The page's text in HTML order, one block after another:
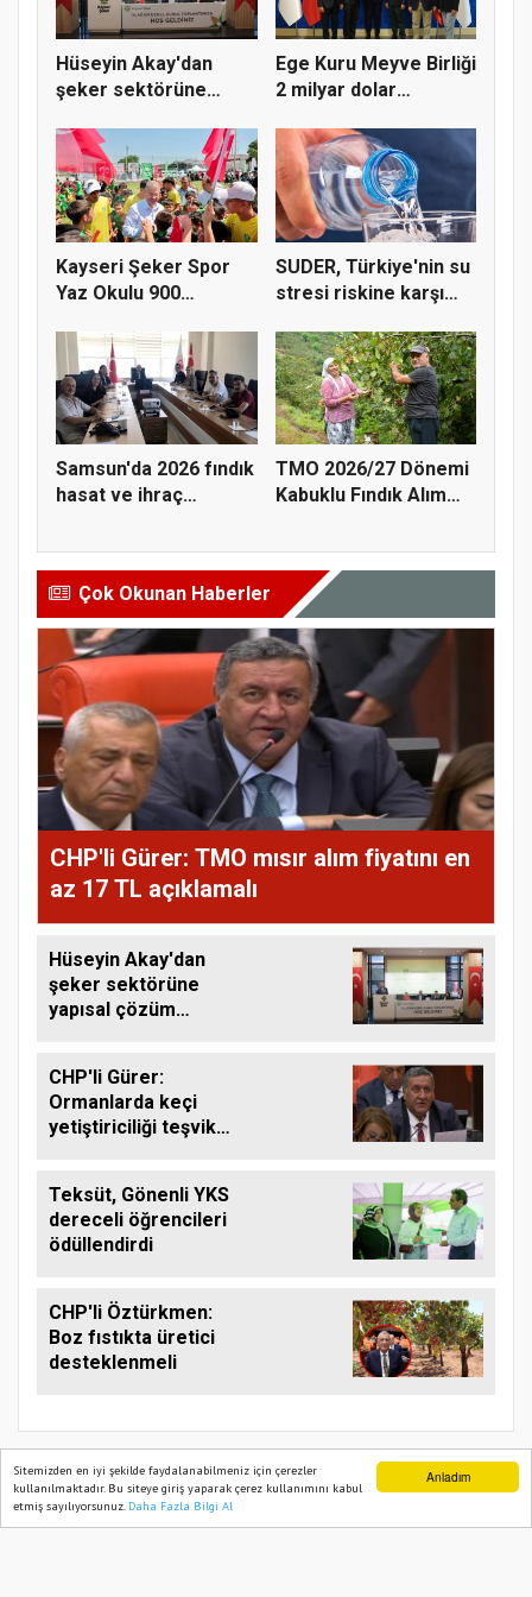
Anladım
Sitemizden en iyi şekilde faydalanabilmeniz için çerezler
kullanılmaktadır. Bu siteye giriş yaparak çerez kullanımını kabul
etmiş sayılıyorsunuz. Daha Fazla Bilgi Al
Hüseyin Akay'dan
şeker sektörüne
Ege Kuru Meyve Birliği
2 milyar dolar
Kayseri Şeker Spor
Yaz Okulu 900
SUDER, Türkiye'nin su
stresi riskine karşı
Samsun'da 2026 fındık
hasat ve ihraç
TMO 2026/27 Dönemi
Kabuklu Fındık Alım
Çok Okunan Haberler
CHP'li Gürer: TMO mısır alım fiyatını en
az 17 TL açıklamalı
Hüseyin Akay'dan
şeker sektörüne
yapısal çözüm
CHP'li Gürer:
Ormanlarda keçi
yetiştiriciliği teşvik
Teksüt, Gönenli YKS
dereceli öğrencileri
ödüllendirdi
CHP'li Öztürkmen:
Boz fıstıkta üretici
desteklenmeli
TARIM PUSULASI
Ana Sayfa Web TV